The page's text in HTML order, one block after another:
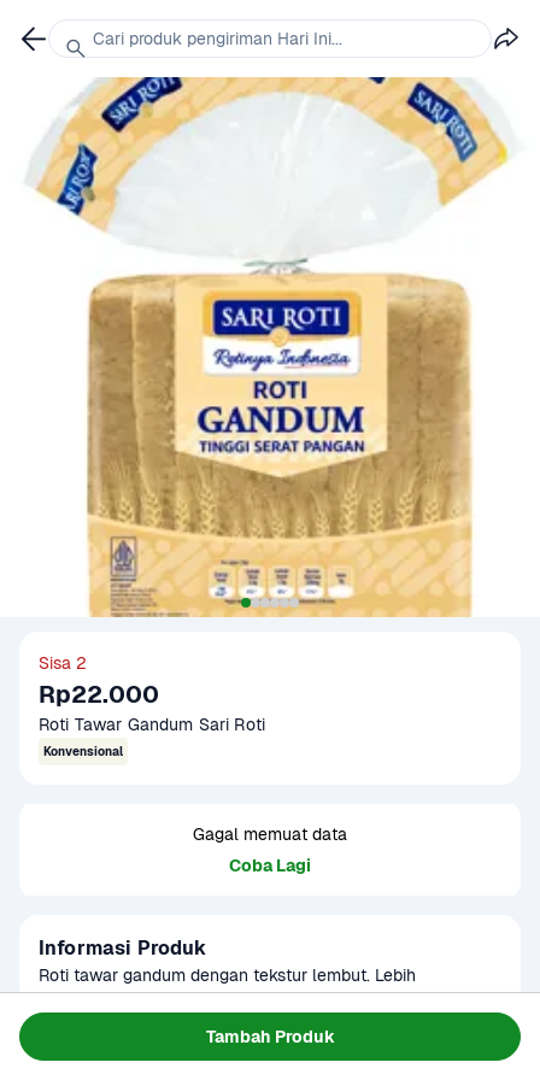
Tambah Produk
Sisa 2
Rp22.000
Roti Tawar Gandum Sari Roti
Konvensional
Gagal memuat data
Coba Lagi
Informasi Produk
Roti tawar gandum dengan tekstur lembut. Lebih
mengenyangkan dari roti tawar biasa. Cocok untuk sarapan
atau bekal makan. Produk sudah terverifikasi halal.
Sarapan
Cari produk pengiriman Hari Ini...